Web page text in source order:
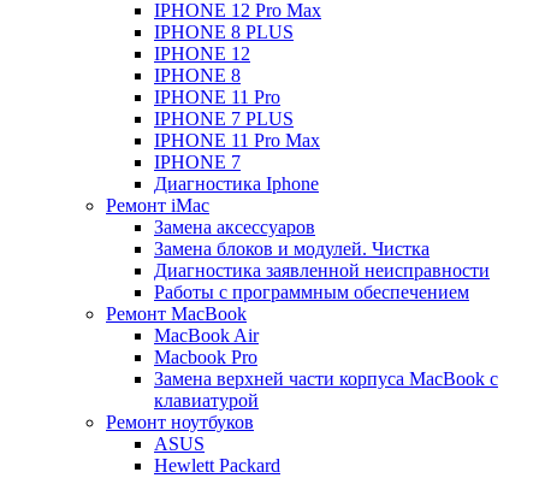
IPHONE 12 Pro Max
IPHONE 8 PLUS
IPHONE 12
IPHONE 8
IPHONE 11 Pro
IPHONE 7 PLUS
IPHONE 11 Pro Max
IPHONE 7
Диагностика Iphone
Ремонт iMac
Замена аксессуаров
Замена блоков и модулей. Чистка
Диагностика заявленной неисправности
Работы с программным обеспечением
Ремонт MacBook
MacBook Air
Macbook Pro
Замена верхней части корпуса MacBook с
клавиатурой
Ремонт ноутбуков
ASUS
Hewlett Packard